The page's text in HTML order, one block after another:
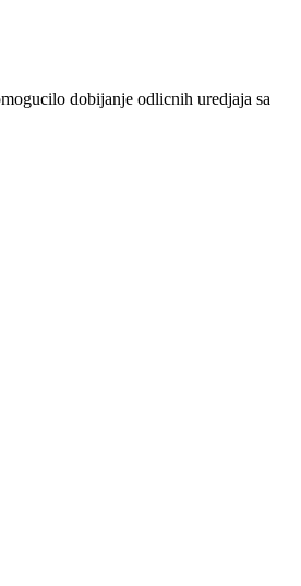
dobijanje odlicnih uredjaja sa